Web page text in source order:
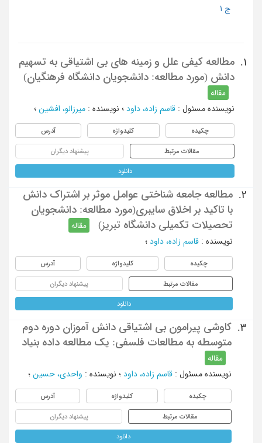
ج 1
1.
مطالعه کیفی علل و زمینه های بی اشتیاقی به تسهیم
دانش (مورد مطالعه: دانشجویان دانشگاه فرهنگیان)
مقاله
نویسنده مسئول : قاسم زاده، داود ؛ نویسنده : میرزالو، افشین ؛
چکیده کلیدواژه آدرس
مقالات مرتبط پیشنهاد دیگران
دانلود
2.
مطالعه جامعه شناختی عوامل موثر بر اشتراک دانش
با تاکید بر اخلاق سایبری(مورد مطالعه: دانشجویان
تحصیلات تکمیلی دانشگاه تبریز)
مقاله
نویسنده : قاسم زاده، داود ؛
چکیده کلیدواژه آدرس
مقالات مرتبط پیشنهاد دیگران
دانلود
3.
کاوشی پیرامون بی اشتیاقی دانش آموزان دوره دوم
متوسطه به مطالعات فلسفی: یک مطالعه داده بنیاد
مقاله
نویسنده مسئول : قاسم زاده، داود ؛ نویسنده : واحدی، حسین ؛
چکیده کلیدواژه آدرس
مقالات مرتبط پیشنهاد دیگران
دانلود